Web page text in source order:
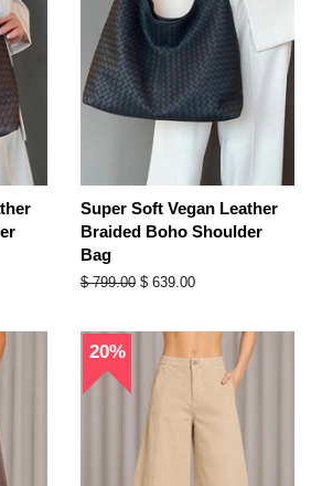
Super Soft Vegan Leather
Braided Boho Shoulder
Bag
Precio
$ 799.00 Precio
$ 639.00
20%